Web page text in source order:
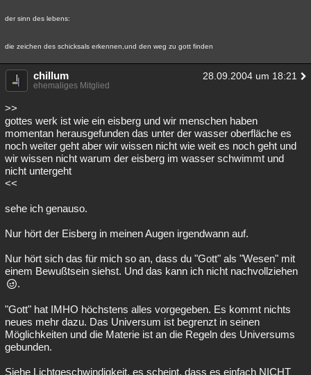
der sinn des lebens:
die zeichen des schicksals erkennen,und den weg zu gott finden
chillum 28.09.2004 um 18:21
ehemaliges Mitglied
>>
gottes werk ist wie ein eisberg und wir menschen haben
momentan herausgefunden das unter der wasser oberfläche es
noch weiter geht aber wir wissen nicht wie weit es noch geht und
wir wissen nicht warum der eisberg im wasser schwimmt und
nicht untergeht
<<
sehe ich genauso.
Nur hört der Eisberg in meinen Augen irgendwann auf.
Nur hört sich das für mich so an, dass du "Gott" als "Wesen" mit
einem Bewußtsein siehst. Und das kann ich nicht nachvollziehen
.
"Gott" hat IMHO höchstens alles vorgegeben. Es kommt nichts
neues mehr dazu. Das Universum ist begrenzt in seinen
Möglichkeiten und die Materie ist an die Regeln des Universums
gebunden.
Siehe Lichtgeschwindigkeit, es scheint, dass es einfach NICHT